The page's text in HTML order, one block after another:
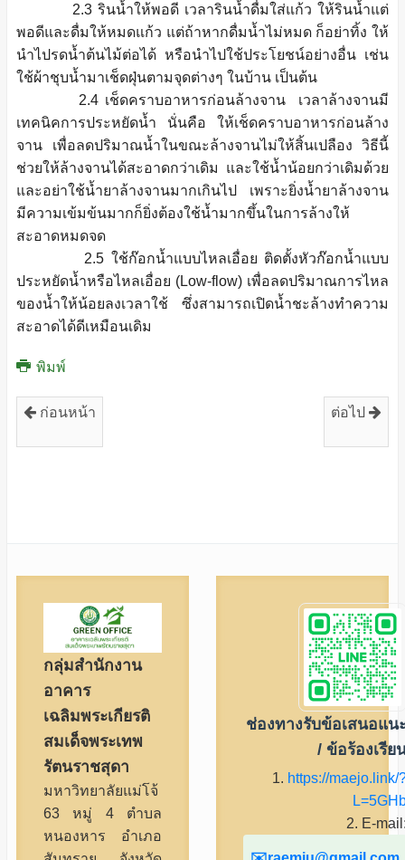
2.3 รินน้ำให้พอดี เวลารินน้ำดื่มใส่แก้ว ให้รินน้ำแต่
พอดีและดื่มให้หมดแก้ว แต่ถ้าหากดื่มน้ำไม่หมด ก็อย่าทิ้ง ให้
นำไปรดน้ำต้นไม้ต่อได้ หรือนำไปใช้ประโยชน์อย่างอื่น เช่น
ใช้ผ้าชุบน้ำมาเช็ดฝุ่นตามจุดต่างๆ ในบ้าน เป็นต้น
2.4 เช็ดคราบอาหารก่อนล้างจาน เวลาล้างจานมี
เทคนิคการประหยัดน้ำ นั่นคือ ให้เช็ดคราบอาหารก่อนล้าง
จาน เพื่อลดปริมาณน้ำในขณะล้างจานไม่ให้สิ้นเปลือง วิธีนี้
ช่วยให้ล้างจานได้สะอาดกว่าเดิม และใช้น้ำน้อยกว่าเดิมด้วย
และอย่าใช้น้ำยาล้างจานมากเกินไป เพราะยิ่งน้ำยาล้างจาน
มีความเข้มข้นมากก็ยิ่งต้องใช้น้ำมากขึ้นในการล้างให้
สะอาดหมดจด
2.5 ใช้ก๊อกน้ำแบบไหลเอื่อย ติดตั้งหัวก๊อกน้ำแบบ
ประหยัดน้ำหรือไหลเอื่อย (Low-flow) เพื่อลดปริมาณการไหล
ของน้ำให้น้อยลงเวลาใช้ ซึ่งสามารถเปิดน้ำชะล้างทำความ
สะอาดได้ดีเหมือนเดิม
พิมพ์
ก่อนหน้า ต่อไป
กลุ่มสำนักงาน
อาคาร
เฉลิมพระเกียรติ
สมเด็จพระเทพ
รัตนราชสุดา
มหาวิทยาลัยแม่โจ้
63 หมู่ 4 ตำบล
หนองหาร อำเภอ
ช่องทางรับข้อเสนอแน
/ ข้อร้องเรีย
1. https://maejo.link/
2. E-